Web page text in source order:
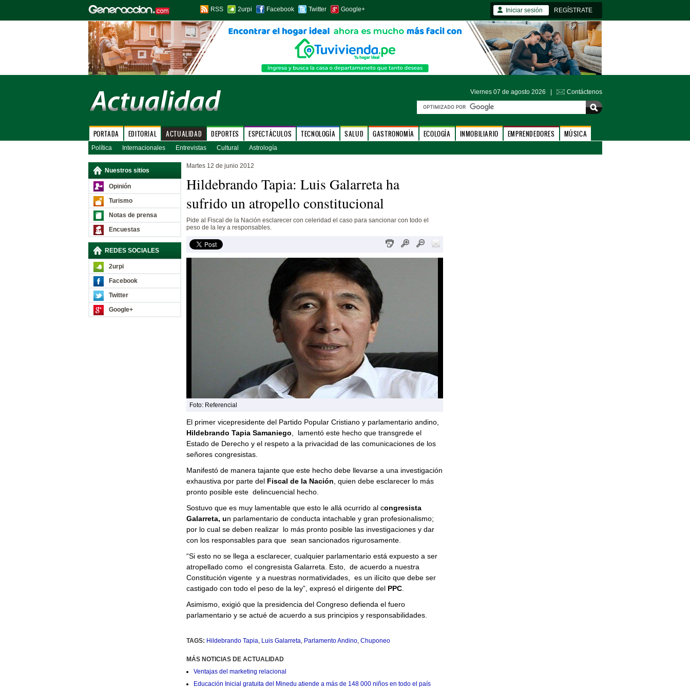
RSS 2urpi Facebook Twitter Google+ Iniciar sesión REGÍSTRATE
Viernes 07 de agosto 2026 | Contáctenos
PORTADA EDITORIAL ACTUALIDAD DEPORTES ESPECTÁCULOS TECNOLOGÍA SALUD GASTRONOMÍA ECOLOGÍA INMOBILIARIO EMPRENDEDORES MÚSICA
Política Internacionales Entrevistas Cultural Astrología
Nuestros sitios
Opinión
Turismo
Notas de prensa
Encuestas
REDES SOCIALES
2urpi
Facebook
Twitter
Google+
Martes 12 de junio 2012
Hildebrando Tapia: Luis Galarreta ha
sufrido un atropello constitucional
Pide al Fiscal de la Nación esclarecer con celeridad el caso para sancionar con todo el
peso de la ley a responsables.
Foto: Referencial
El primer vicepresidente del Partido Popular Cristiano y parlamentario andino,
Hildebrando Tapia Samaniego , lamentó este hecho que transgrede el
Estado de Derecho y el respeto a la privacidad de las comunicaciones de los
señores congresistas.
Manifestó de manera tajante que este hecho debe llevarse a una investigación
exhaustiva por parte del Fiscal de la Nación , quien debe esclarecer lo más
pronto posible este delincuencial hecho.
Sostuvo que es muy lamentable que esto le allá ocurrido al congresista
Galarreta, un parlamentario de conducta intachable y gran profesionalismo;
por lo cual se deben realizar lo más pronto posible las investigaciones y dar
con los responsables para que sean sancionados rigurosamente.
“Si esto no se llega a esclarecer, cualquier parlamentario está expuesto a ser
atropellado como el congresista Galarreta. Esto, de acuerdo a nuestra
Constitución vigente y a nuestras normatividades, es un ilícito que debe ser
castigado con todo el peso de la ley”, expresó el dirigente del PPC.
Asimismo, exigió que la presidencia del Congreso defienda el fuero
parlamentario y se actué de acuerdo a sus principios y responsabilidades.
TAGS: Hildebrando Tapia, Luis Galarreta, Parlamento Andino, Chuponeo
MÁS NOTICIAS DE ACTUALIDAD
Ventajas del marketing relacional
Educación Inicial gratuita del Minedu atiende a más de 148 000 niños en todo el país